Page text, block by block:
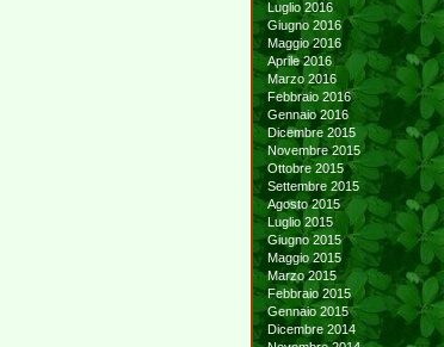
Luglio 2016
Giugno 2016
Maggio 2016
Aprile 2016
Marzo 2016
Febbraio 2016
Gennaio 2016
Dicembre 2015
Novembre 2015
Ottobre 2015
Settembre 2015
Agosto 2015
Luglio 2015
Giugno 2015
Maggio 2015
Marzo 2015
Febbraio 2015
Gennaio 2015
Dicembre 2014